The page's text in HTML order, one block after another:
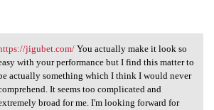
jigubet.com/ You
jigubet.com/You actually make it look so
with your performance but I find this matter to
actually something which I think I would never
It seems too complicated and
broad for me. I'm looking forward for